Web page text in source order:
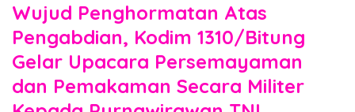
Wujud Penghormatan Atas
Pengabdian, Kodim 1310/Bitung
Gelar Upacara Persemayaman
dan Pemakaman Secara Militer